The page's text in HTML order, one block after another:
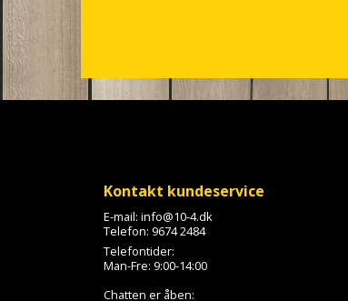
Kontakt kundeservice
E-mail: info@10-4.dk
Telefon: 9674 2484
Telefontider:
Man-Fre: 9:00-14:00
Chatten er åben: